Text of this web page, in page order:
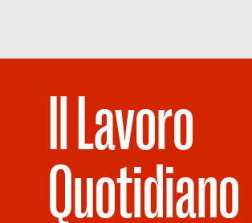
Il Lavoro
Quotidiano